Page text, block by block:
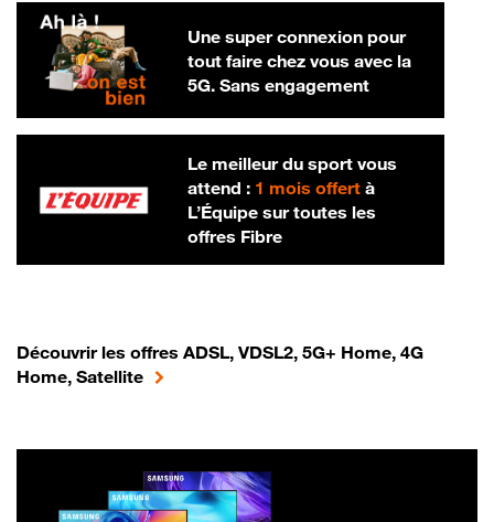
Une super connexion pour
tout faire chez vous avec la
5G. Sans engagement
Le meilleur du sport vous
attend : 1 mois offertà
L’Équipe sur toutes les
offres Fibre
Découvrir les offres ADSL, VDSL2, 5G+ Home, 4G
Home, Satellite